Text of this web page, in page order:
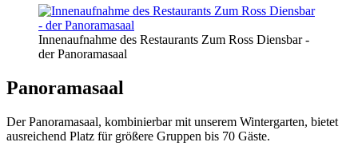
Innenaufnahme des Restaurants Zum Ross Diensbar -
der Panoramasaal
Panoramasaal
Der Panorama­saal, kombi­nier­bar mit unserem Winter­garten, bietet
aus­reich­end Platz für grö­ßere Grup­pen bis 70 Gäste.